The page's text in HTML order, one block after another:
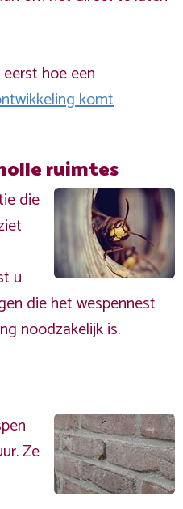
hoe een
komt
ruimtes
die
u
die het wespennest
noodzakelijk is.
Ze